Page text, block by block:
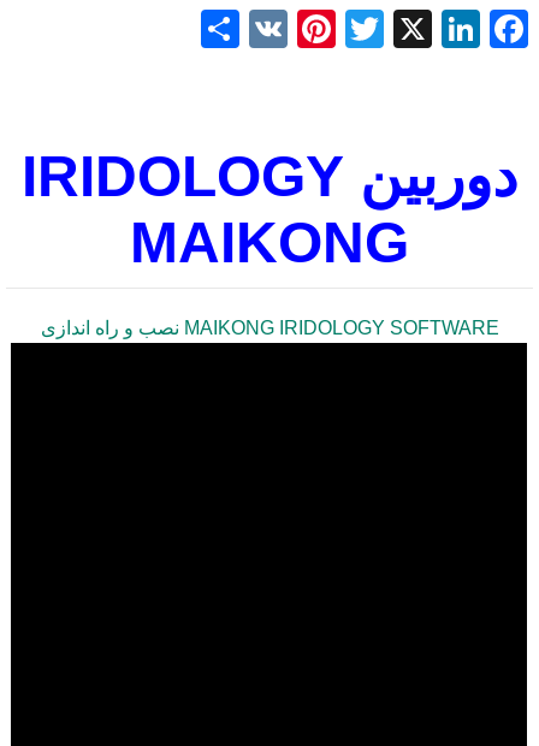
Facebook
LinkedIn
X
Twitter
Pinterest
VK
Share
دوربین IRIDOLOGY
MAIKONG
MAIKONG IRIDOLOGY SOFTWARE نصب و راه اندازی